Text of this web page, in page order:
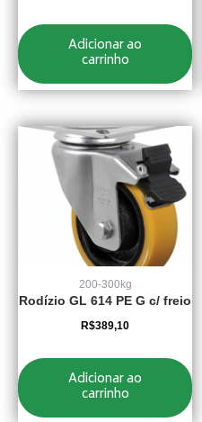
Adicionar ao
carrinho
200-300kg
Rodízio GL 614 PE G c/ freio
R$389,10
Adicionar ao
carrinho